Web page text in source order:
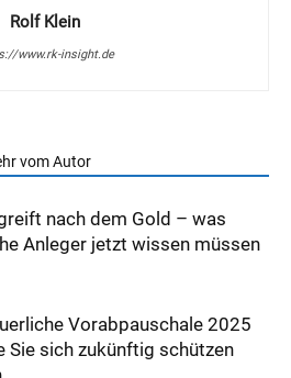
Rolf Klein
www.rk-insight.de
vom Autor
nach dem Gold – was
Anleger jetzt wissen müssen
Vorabpauschale 2025
Sie sich zukünftig schützen